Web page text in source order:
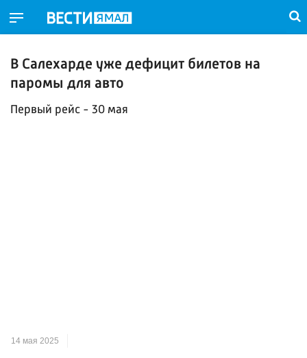
В Салехарде уже дефицит билетов на
паромы для авто
Первый рейс - 30 мая
14 мая 2025